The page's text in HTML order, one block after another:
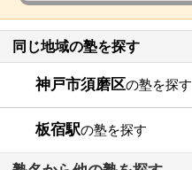
同じ地域の塾を探す
神戸市須磨区の塾を探す
板宿駅の塾を探す